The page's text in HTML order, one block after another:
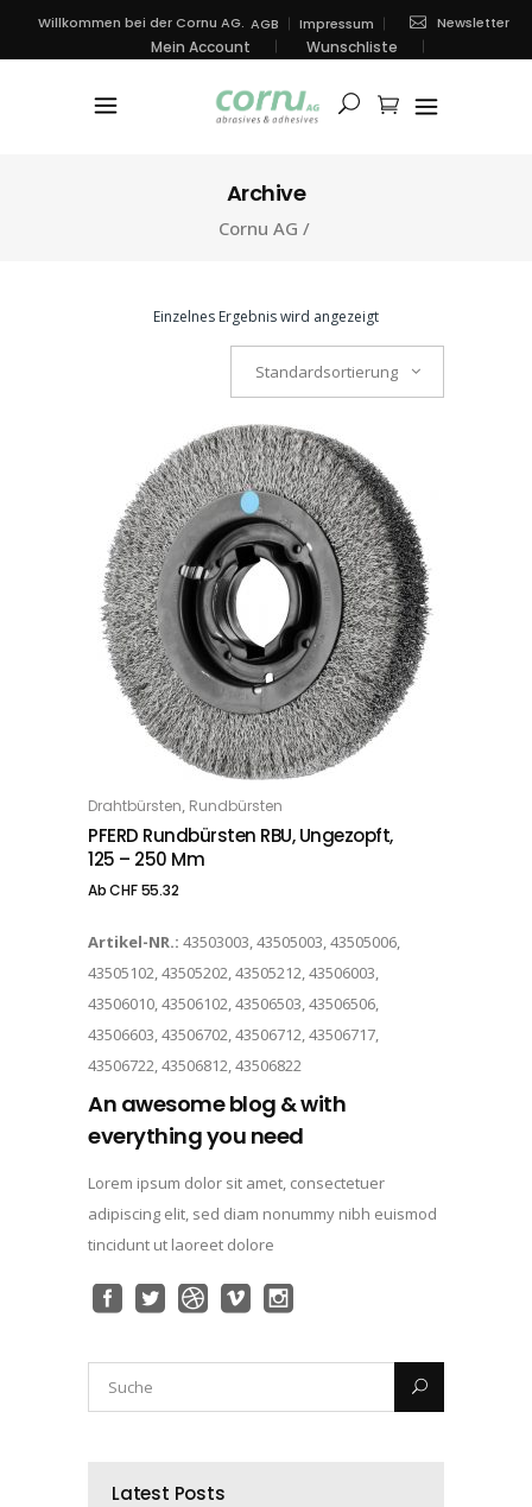
Willkommen bei der Cornu AG. AGB Impressum Newsletter
Mein Account Wunschliste
Archive
Cornu AG /
Einzelnes Ergebnis wird angezeigt
Standardsortierung
OPTIONS
Drahtbürsten, Rundbürsten
PFERD Rundbürsten RBU, Ungezopft,
125 – 250 Mm
AbCHF55.32
Artikel-NR.: 43503003, 43505003, 43505006,
43505102, 43505202, 43505212, 43506003,
43506010, 43506102, 43506503, 43506506,
43506603, 43506702, 43506712, 43506717,
43506722, 43506812, 43506822
An awesome blog & with
everything you need
Lorem ipsum dolor sit amet, consectetuer
adipiscing elit, sed diam nonummy nibh euismod
tincidunt ut laoreet dolore
Latest Posts